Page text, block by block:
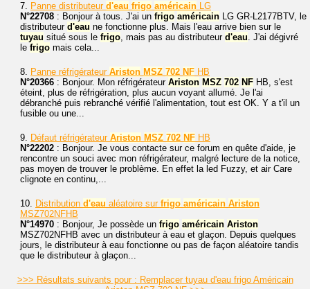
7. Panne distributeur d'eau frigo américain LG
N°22708 : Bonjour à tous. J'ai un frigo américain LG GR-L2177BTV, le
distributeur d'eau ne fonctionne plus. Mais l'eau arrive bien sur le
tuyau situé sous le frigo, mais pas au distributeur d'eau. J'ai dégivré
le frigo mais cela...
8. Panne réfrigérateur Ariston MSZ 702 NF HB
N°20366 : Bonjour. Mon réfrigérateur Ariston MSZ 702 NF HB, s'est
éteint, plus de réfrigération, plus aucun voyant allumé. Je l'ai
débranché puis rebranché vérifié l'alimentation, tout est OK. Y a t'il un
fusible ou une...
9. Défaut réfrigérateur Ariston MSZ 702 NF HB
N°22202 : Bonjour. Je vous contacte sur ce forum en quête d'aide, je
rencontre un souci avec mon réfrigérateur, malgré lecture de la notice,
pas moyen de trouver le problème. En effet la led Fuzzy, et air Care
clignote en continu,...
10. Distribution d'eau aléatoire sur frigo américain Ariston
MSZ702NFHB
N°14970 : Bonjour, Je possède un frigo américain Ariston
MSZ702NFHB avec un distributeur à eau et glaçon. Depuis quelques
jours, le distributeur à eau fonctionne ou pas de façon aléatoire tandis
que le distributeur à glaçon...
>>> Résultats suivants pour : Remplacer tuyau d'eau frigo Américain